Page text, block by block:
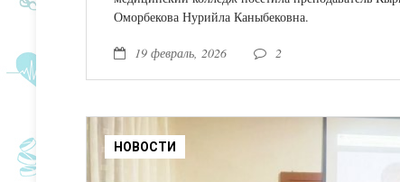
Оморбекова Нурийла Каныбековна.
19 февраль, 2026 2
НОВОСТИ